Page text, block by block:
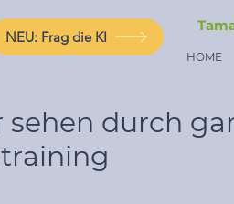
NEU: Frag die KI
HOME
sehen durch